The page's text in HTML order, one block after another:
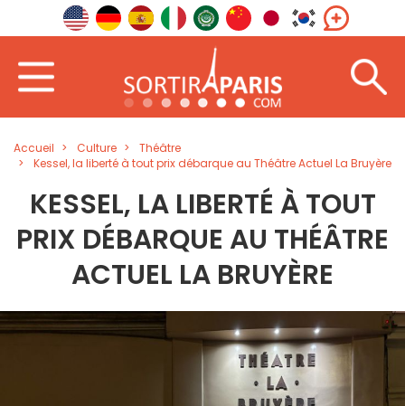
Accueil Culture
Théâtre
Kessel, la liberté à tout prix débarque au Théâtre Actuel La Bruyère
KESSEL, LA LIBERTÉ À TOUT
PRIX DÉBARQUE AU THÉÂTRE
ACTUEL LA BRUYÈRE